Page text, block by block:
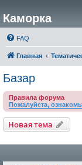
Каморка
FAQ
Главная
Базар
Правила форума
Пожалуйста,
Новая тема